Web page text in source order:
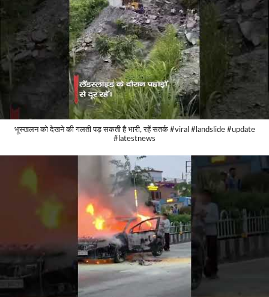
भूस्खलन को देखने की गलती पड़ सकती है भारी, रहें सतर्क #viral #landslide #update
#latestnews